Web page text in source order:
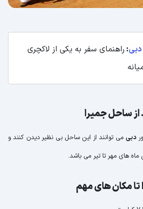
دبی: راهنمای سفر به یکی از لاکچری
از ساحل جمیرا
دبی می توانند از این ساحل بی نظیر دیدن کنند و
ماه های مهر تا تیر می باشد.
مکان های مهم